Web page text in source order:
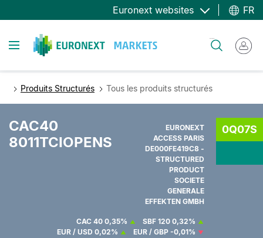
au
principal
Euronext websites FR
Toggle navigation
Produits Structurés Tous les produits structurés
CAC40
8011TCIOPENS
EURONEXT
ACCESS PARIS
DE000FE419C8 -
STRUCTURED
PRODUCT
SOCIETE
GENERALE
EFFEKTEN GMBH
0Q07S
CAC 40 0,35% SBF 120 0,32%
EUR / USD 0,02% EUR / GBP -0,01%